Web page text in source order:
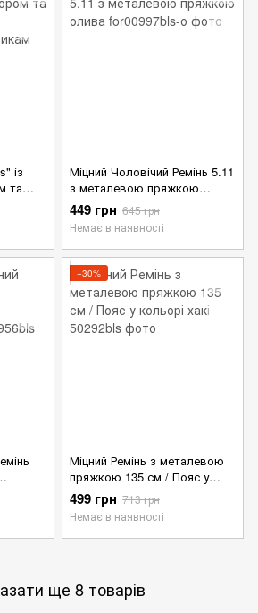
із
та
Міцний Чоловічий Ремінь 5.11
з металевою пряжкою
олива
449 грн 645 грн
Немає в наявності
−30%
Міцний Ремінь з металевою
пряжкою 135 см / Пояс у
кольорі хакі
499 грн 713 грн
Немає в наявності
ще 8 товарів